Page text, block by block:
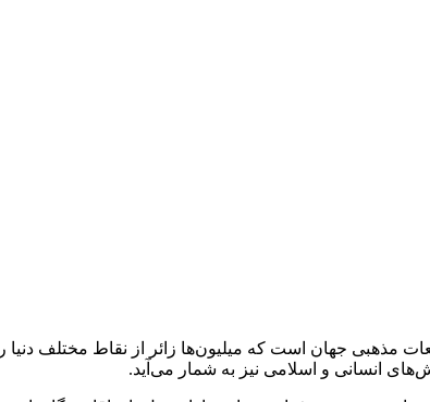
مذهبی جهان است که میلیون‌ها زائر از نقاط مختلف
انسانی و اسلامی نیز به شمار می‌آید.